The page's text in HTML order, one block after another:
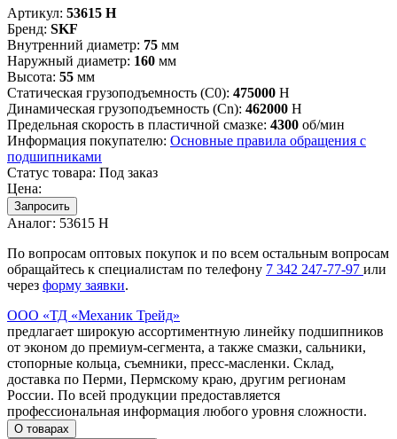
Артикул: 53615 Н
Бренд: SKF
Внутренний диаметр: 75 мм
Наружный диаметр: 160 мм
Высота: 55 мм
Статическая грузоподъемность (C0): 475000 Н
Динамическая грузоподъемность (Cn): 462000 Н
Предельная скорость в пластичной смазке: 4300 об/мин
Информация покупателю: Основные правила обращения с
подшипниками
Статус товара: Под заказ
Цена:
Запросить
Аналог: 53615 Н
По вопросам оптовых покупок и по всем остальным вопросам
обращайтесь к специалистам по телефону 7 342 247-77-97 или
через форму заявки.
ООО «ТД «Механик Трейд»
предлагает широкую ассортиментную линейку подшипников
от эконом до премиум-сегмента, а также смазки, сальники,
стопорные кольца, съемники, пресс-масленки. Склад,
доставка по Перми, Пермскому краю, другим регионам
России. По всей продукции предоставляется
профессиональная информация любого уровня сложности.
О товарах